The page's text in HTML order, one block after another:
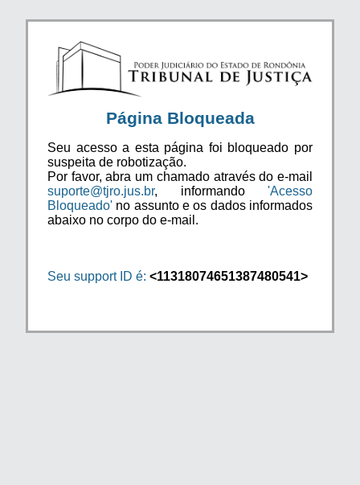
Página Bloqueada
Seu acesso a esta página foi bloqueado por
suspeita de robotização.
Por favor, abra um chamado através do e-mail
suporte@tjro.jus.br, informando 'Acesso
Bloqueado' no assunto e os dados informados
abaixo no corpo do e-mail.
Seu support ID é: <11318074651387480541>